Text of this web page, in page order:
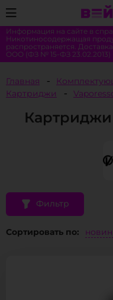
Информация на сайте в
Никотиносодержащая
распространяется.
ООО (ФЗ № 15-ФЗ 23.02.2013)
Главная
Картриджи
Фильтр
Сортировать по: